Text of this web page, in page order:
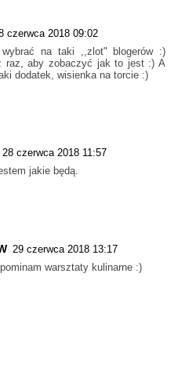
czerwca 2018 09:02
na taki ,,zlot" blogerów :)
raz, aby zobaczyć jak to jest :) A
dodatek, wisienka na torcie :)
28 czerwca 2018 11:57
jakie będą.
29 czerwca 2018 13:17
warsztaty kulinarne :)